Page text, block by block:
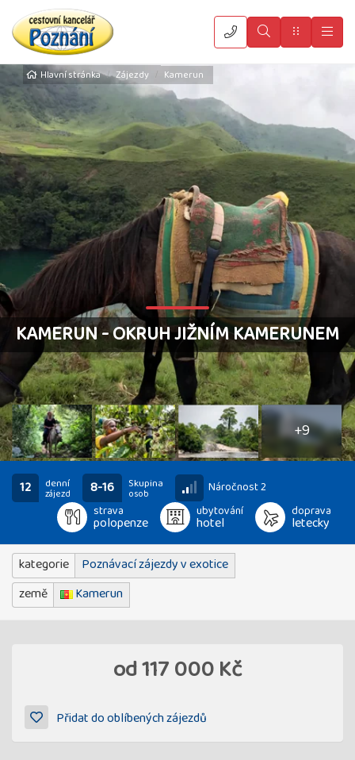
VyhledatMenu
Hlavní stránka Zájezdy Kamerun
KAMERUN - OKRUH JIŽNÍM KAMERUNEM
14
fotografií
+9
12 denní
zájezd 8-16 Skupina
osob
Náročnost 2
strava
polopenze
ubytování
hotel
doprava
letecky
kategorie
Poznávací zájezdy v exotice
země
Kamerun
od117 000 Kč
Přidat do oblíbených zájezdů